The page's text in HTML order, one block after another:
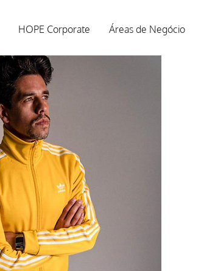
HOPE Corporate Áreas de Negócio